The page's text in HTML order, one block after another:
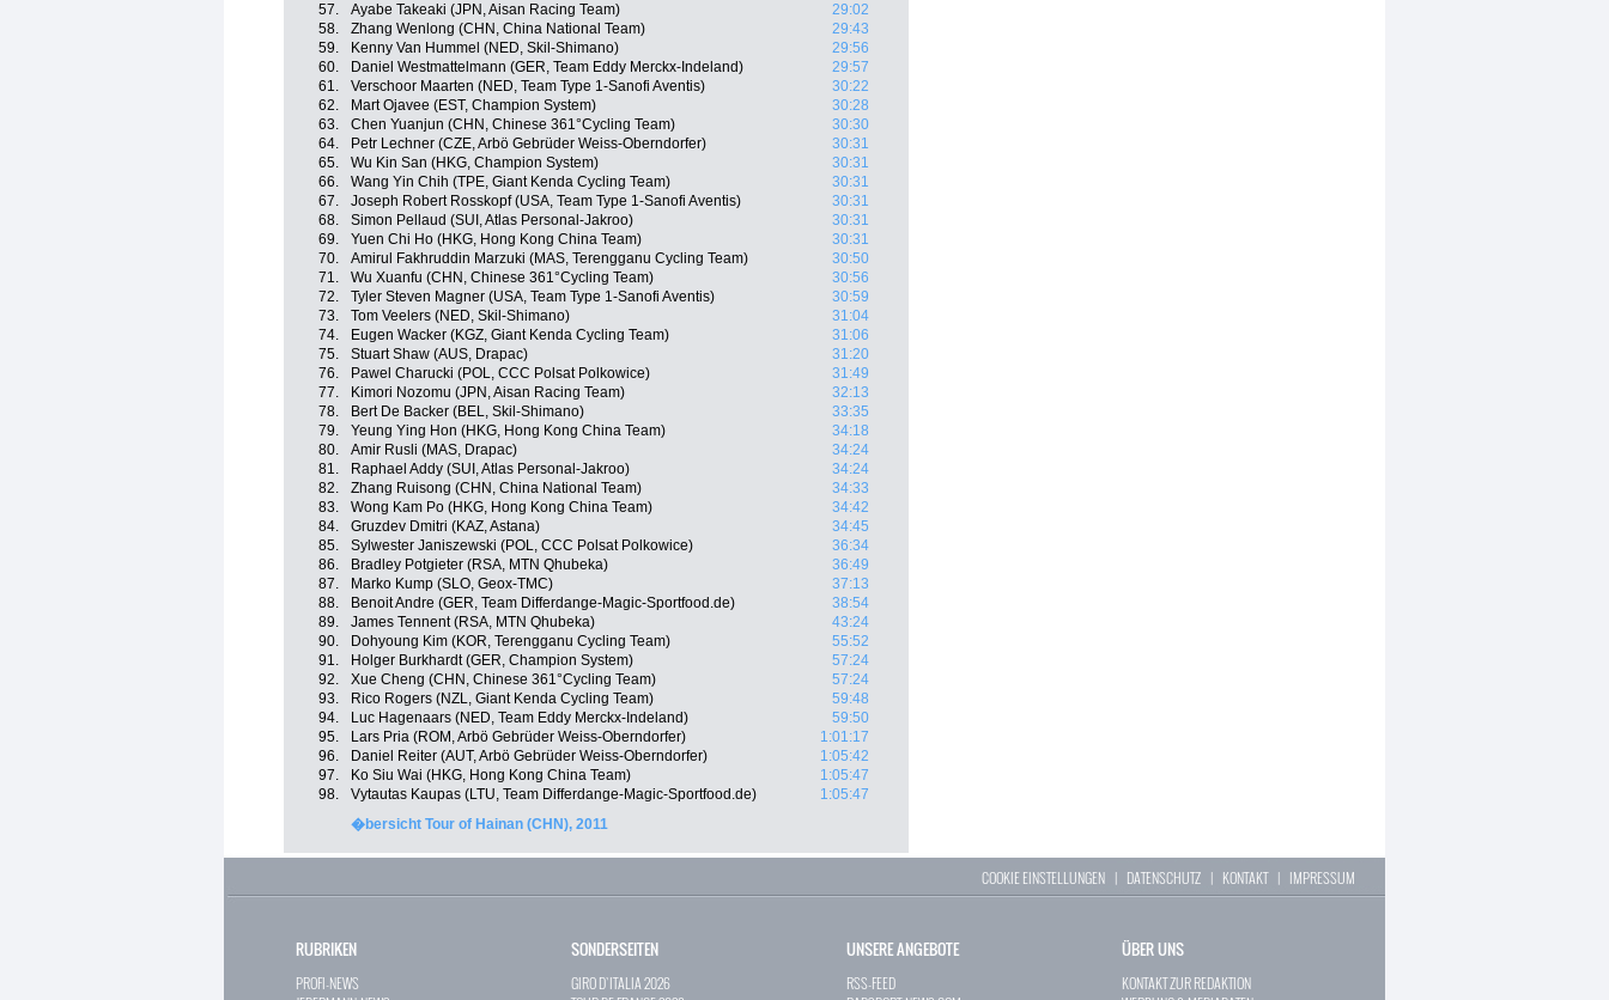
57.
Ayabe Takeaki (JPN, Aisan Racing Team)
29:02
58.
Zhang Wenlong (CHN, China National Team)
29:43
59.
Kenny Van Hummel (NED, Skil-Shimano)
29:56
60.
Daniel Westmattelmann (GER, Team Eddy Merckx-Indeland)
29:57
61.
Verschoor Maarten (NED, Team Type 1-Sanofi Aventis)
30:22
62.
Mart Ojavee (EST, Champion System)
30:28
63.
Chen Yuanjun (CHN, Chinese 361°Cycling Team)
30:30
64.
Petr Lechner (CZE, Arbö Gebrüder Weiss-Oberndorfer)
30:31
65.
Wu Kin San (HKG, Champion System)
30:31
66.
Wang Yin Chih (TPE, Giant Kenda Cycling Team)
30:31
67.
Joseph Robert Rosskopf (USA, Team Type 1-Sanofi Aventis)
30:31
68.
Simon Pellaud (SUI, Atlas Personal-Jakroo)
30:31
69.
Yuen Chi Ho (HKG, Hong Kong China Team)
30:31
70.
Amirul Fakhruddin Marzuki (MAS, Terengganu Cycling Team)
30:50
71.
Wu Xuanfu (CHN, Chinese 361°Cycling Team)
30:56
72.
Tyler Steven Magner (USA, Team Type 1-Sanofi Aventis)
30:59
73.
Tom Veelers (NED, Skil-Shimano)
31:04
74.
Eugen Wacker (KGZ, Giant Kenda Cycling Team)
31:06
75.
Stuart Shaw (AUS, Drapac)
31:20
76.
Pawel Charucki (POL, CCC Polsat Polkowice)
31:49
77.
Kimori Nozomu (JPN, Aisan Racing Team)
32:13
78.
Bert De Backer (BEL, Skil-Shimano)
33:35
79.
Yeung Ying Hon (HKG, Hong Kong China Team)
34:18
80.
Amir Rusli (MAS, Drapac)
34:24
81.
Raphael Addy (SUI, Atlas Personal-Jakroo)
34:24
82.
Zhang Ruisong (CHN, China National Team)
34:33
83.
Wong Kam Po (HKG, Hong Kong China Team)
34:42
84.
Gruzdev Dmitri (KAZ, Astana)
34:45
85.
Sylwester Janiszewski (POL, CCC Polsat Polkowice)
36:34
86.
Bradley Potgieter (RSA, MTN Qhubeka)
36:49
87.
Marko Kump (SLO, Geox-TMC)
37:13
88.
Benoit Andre (GER, Team Differdange-Magic-Sportfood.de)
38:54
89.
James Tennent (RSA, MTN Qhubeka)
43:24
90.
Dohyoung Kim (KOR, Terengganu Cycling Team)
55:52
91.
Holger Burkhardt (GER, Champion System)
57:24
92.
Xue Cheng (CHN, Chinese 361°Cycling Team)
57:24
93.
Rico Rogers (NZL, Giant Kenda Cycling Team)
59:48
94.
Luc Hagenaars (NED, Team Eddy Merckx-Indeland)
59:50
95.
Lars Pria (ROM, Arbö Gebrüder Weiss-Oberndorfer)
1:01:17
96.
Daniel Reiter (AUT, Arbö Gebrüder Weiss-Oberndorfer)
1:05:42
97.
Ko Siu Wai (HKG, Hong Kong China Team)
1:05:47
98.
Vytautas Kaupas (LTU, Team Differdange-Magic-Sportfood.de)
1:05:47
�bersicht Tour of Hainan (CHN), 2011
COOKIE EINSTELLUNGEN | DATENSCHUTZ | KONTAKT| IMPRESSUM
RUBRIKEN
PROFI-NEWS
SONDERSEITEN
GIRO D`ITALIA 2026
UNSERE ANGEBOTE
RSS-FEED
ÜBER UNS
KONTAKT ZUR REDAKTION